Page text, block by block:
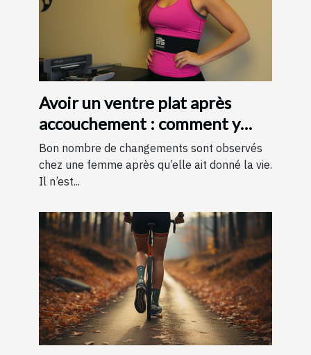
Avoir un ventre plat après
accouchement : comment y
parvenir ?
Bon nombre de changements sont observés
chez une femme après qu’elle ait donné la vie.
Il n’est...